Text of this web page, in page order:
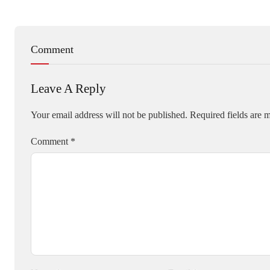
Comment
Leave A Reply
Your email address will not be published. Required fields are
Comment *